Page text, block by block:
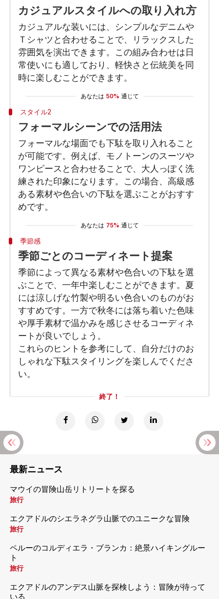
カジュアルスタイルへの取り入れ方
カジュアルな装いには、シンプルなデニムや
Ｔシャツと合わせることで、リラックスした
雰囲気を演出できます。この組み合わせは日
常使いにも適しており、軽快さと伝統美を同
時に楽しむことができます。
あなたは 50% 通じて
スタイル2
フォーマルシーンでの活用法
フォーマルな場面でも下駄を取り入れること
が可能です。例えば、モノトーンのスーツや
ワンピースと合わせることで、大人っぽく洗
練された印象になります。この場合、高級感
ある素材や色合いの下駄を選ぶことがおすす
めです。
あなたは 75% 通じて
季節感
季節ごとのコーディネート提案
季節によって異なる素材や色合いの下駄を選
ぶことで、一年中楽しむことができます。夏
には涼しげな竹製や明るい色合いのものがお
すすめです。一方で秋冬には落ち着いた色味
や厚手素材で温かみを感じさせるコーディネ
ートが良いでしょう。
これらのヒントを参考にして、自分だけのお
しゃれな下駄スタイリングを楽しんでくださ
い。
終了！
最新ニュース
マウイの冒険山岳リトリートを探る
旅行
エクアドルのシエラネグラ山脈でのユニークな冒険
旅行
ペルーのコルディエラ・ブランカ：絶景ハイキングルー
ト
旅行
エクアドルのアンデス山脈を探検しよう：冒険が待って
いる